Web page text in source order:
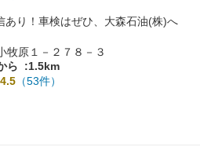
り！車検はぜひ、大森石油(株)へ
牧原１－２７８－３
ら
:1.5km
4.5 （53件）